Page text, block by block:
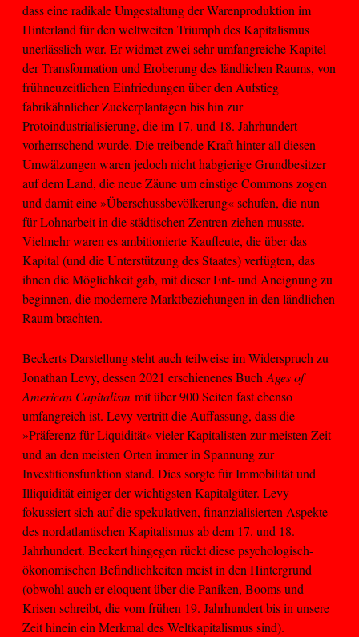
dass eine radikale Umgestaltung der Warenproduktion im
Hinterland für den weltweiten Triumph des Kapitalismus
unerlässlich war. Er widmet zwei sehr umfangreiche Kapitel
der Transformation und Eroberung des ländlichen Raums, von
frühneuzeitlichen Einfriedungen über den Aufstieg
fabrikähnlicher Zuckerplantagen bis hin zur
Protoindustrialisierung, die im 17. und 18. Jahrhundert
vorherrschend wurde. Die treibende Kraft hinter all diesen
Umwälzungen waren jedoch nicht habgierige Grundbesitzer
auf dem Land, die neue Zäune um einstige Commons zogen
und damit eine »Überschussbevölkerung« schufen, die nun
für Lohnarbeit in die städtischen Zentren ziehen musste.
Vielmehr waren es ambitionierte Kaufleute, die über das
Kapital (und die Unterstützung des Staates) verfügten, das
ihnen die Möglichkeit gab, mit dieser Ent- und Aneignung zu
beginnen, die modernere Marktbeziehungen in den ländlichen
Raum brachten.
Beckerts Darstellung steht auch teilweise im Widerspruch zu
Jonathan Levy, dessen 2021 erschienenes BuchAges of
American Capitalism mit über 900 Seiten fast ebenso
umfangreich ist. Levy vertritt die Auffassung, dass die
»Präferenz für Liquidität« vieler Kapitalisten zur meisten Zeit
und an den meisten Orten immer in Spannung zur
Investitionsfunktion stand. Dies sorgte für Immobilität und
Illiquidität einiger der wichtigsten Kapitalgüter. Levy
fokussiert sich auf die spekulativen, finanzialisierten Aspekte
des nordatlantischen Kapitalismus ab dem 17. und 18.
Jahrhundert. Beckert hingegen rückt diese psychologisch-
ökonomischen Befindlichkeiten meist in den Hintergrund
(obwohl auch er eloquent über die Paniken, Booms und
Krisen schreibt, die vom frühen 19. Jahrhundert bis in unsere
Zeit hinein ein Merkmal des Weltkapitalismus sind).